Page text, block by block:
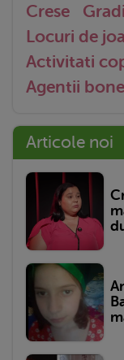
Crese
Locuri de
Activitati
Agentii bone
Articole noi